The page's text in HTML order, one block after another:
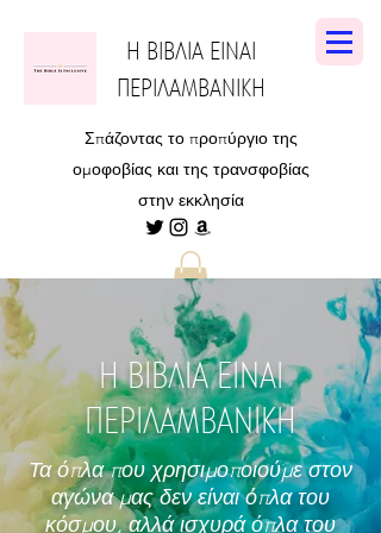
Η ΒΙΒΛΙΑ ΕΙΝΑΙ
ΠΕΡΙΛΑΜΒΑΝΙΚΗ
Σπάζοντας το προπύργιο της
ομοφοβίας και της τρανσφοβίας
στην εκκλησία
Η ΒΙΒΛΙΑ ΕΙΝΑΙ
ΠΕΡΙΛΑΜΒΑΝΙΚΗ
Τα όπλα που χρησιμοποιούμε στον
αγώνα μας δεν είναι όπλα του
κόσμου, αλλά ισχυρά όπλα του